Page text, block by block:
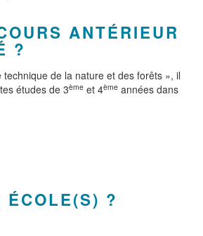
ANTÉRIEUR
?
technique de la nature et des forêts », il
études de 3ème et 4ème années dans
ÉCOLE(S) ?